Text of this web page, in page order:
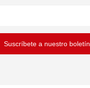
Suscríbete a nuestro boletín